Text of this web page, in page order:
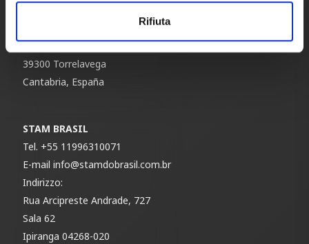
Rifiuta
Poligono industrial Tanos-Viernoles
Calle de la Espina, 48
39300 Torrelavega
Cantabria, España
STAM BRASIL
Tel. +55 11996310071
E-mailinfo@stamdobrasil.com.br
Indirizzo:
Rua Arcipreste Andrade, 727
Sala 62
Ipiranga 04268-020